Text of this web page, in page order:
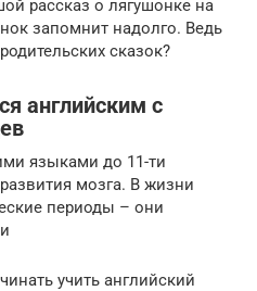
рассказ о лягушонке на
запомнит надолго. Ведь
сказок?
английским с
языками до 11-ти
мозга. В жизни
периоды – они
учить английский